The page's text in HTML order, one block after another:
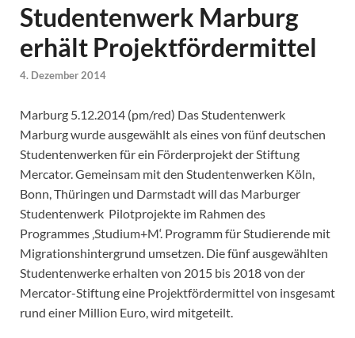
Studentenwerk Marburg
erhält Projektfördermittel
4. Dezember 2014
Marburg 5.12.2014 (pm/red) Das Studentenwerk
Marburg wurde ausgewählt als eines von fünf deutschen
Studentenwerken für ein Förderprojekt der Stiftung
Mercator. Gemeinsam mit den Studentenwerken Köln,
Bonn, Thüringen und Darmstadt will das Marburger
Studentenwerk Pilotprojekte im Rahmen des
Programmes ‚Studium+M‘. Programm für Studierende mit
Migrationshintergrund umsetzen. Die fünf ausgewählten
Studentenwerke erhalten von 2015 bis 2018 von der
Mercator-Stiftung eine Projektfördermittel von insgesamt
rund einer Million Euro, wird mitgeteilt.